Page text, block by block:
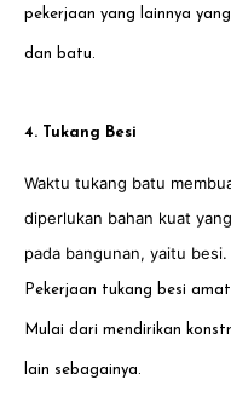
pekerjaan yang lainnya
dan batu.
4. Tukang Besi
Waktu tukang batu
diperlukan bahan kuat
pada bangunan, yaitu besi.
Pekerjaan tukang besi
Mulai dari mendirikan
lain sebagainya.